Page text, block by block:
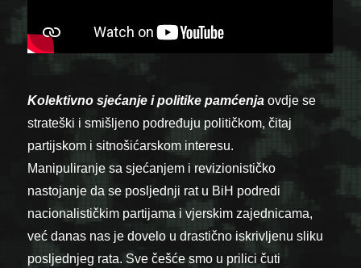
Kolektivno sjećanje i politike pamćenjaovdje se
strateški i smišljeno podređuju političkom, čitaj
partijskom i sitnošićarskom interesu.
Manipuliranje sa sjećanjem i revizionističko
nastojanje da se posljednji rat u BiH podredi
nacionalističkim partijama i vjerskim zajednicama,
već danas nas je dovelo u drastično iskrivljenu sliku
posljednjeg rata. Sve češće smo u prilici čuti